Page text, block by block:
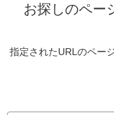
お探しのペー
指定されたURLのペー